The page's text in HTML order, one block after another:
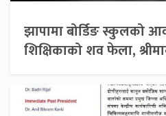
झापामा बोर्डिङ स्कुलको
शिक्षिकाको शव फेला,